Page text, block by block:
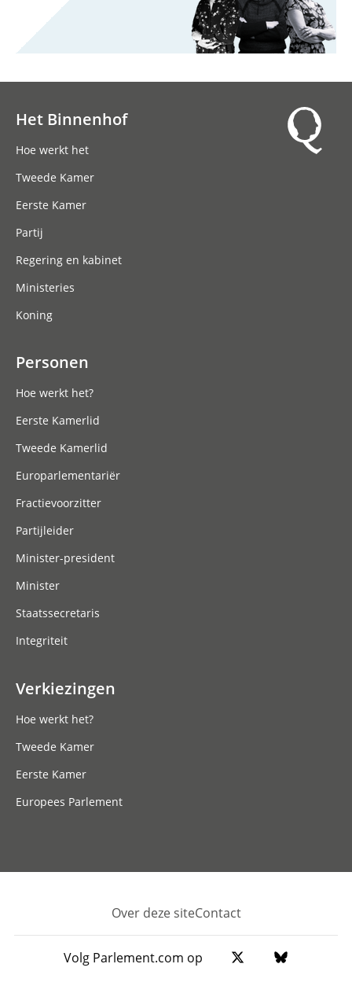
Het Binnenhof
Hoe werkt het
Tweede Kamer
Eerste Kamer
Partij
Regering en kabinet
Ministeries
Koning
Personen
Hoe werkt het?
Eerste Kamerlid
Tweede Kamerlid
Europarlementariër
Fractievoorzitter
Partijleider
Minister-president
Minister
Staatssecretaris
Integriteit
Verkiezingen
Hoe werkt het?
Tweede Kamer
Eerste Kamer
Europees Parlement
Footer
Over deze siteContact
Volg Parlement.com op